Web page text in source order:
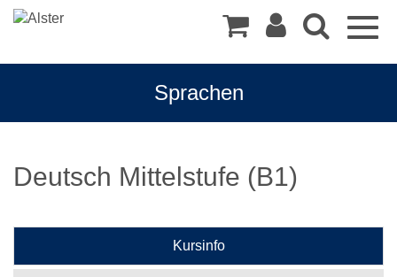
Sprachen
Deutsch Mittelstufe (B1)
Kursinfo